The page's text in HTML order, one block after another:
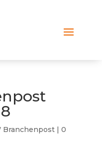
Branchenpost| 0